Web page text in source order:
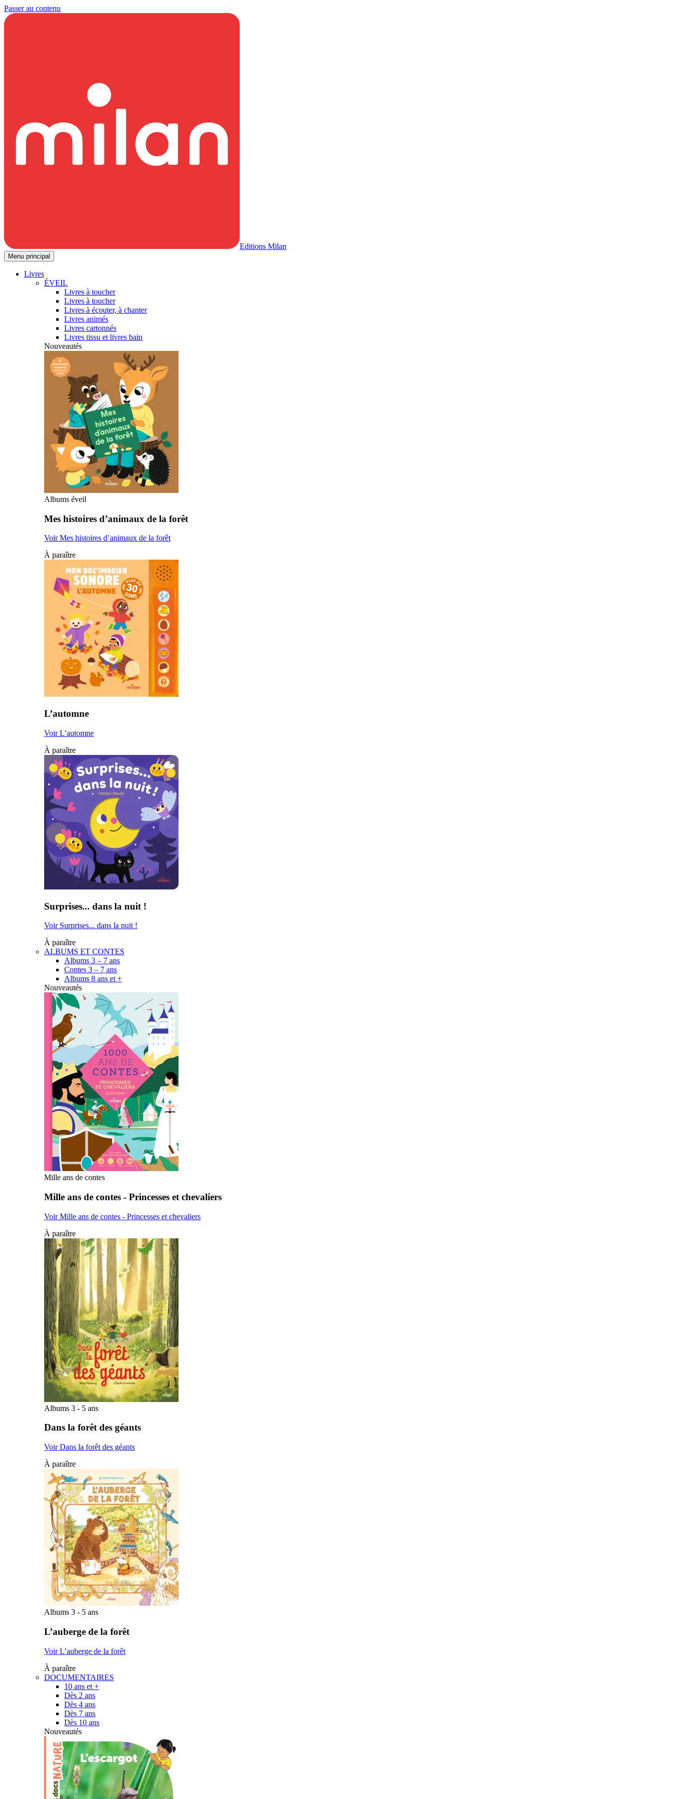
Passer au contenu
Editions Milan
Menu principal
Livres
ÉVEIL
Livres à toucher
Livres à toucher
Livres à écouter, à chanter
Livres animés
Livres cartonnés
Livres tissu et livres bain
Nouveautés
Albums éveil
Mes histoires d’animaux de la forêt
Voir Mes histoires d’animaux de la forêt
À paraître
L’automne
Voir L’automne
À paraître
Surprises... dans la nuit !
Voir Surprises... dans la nuit !
À paraître
ALBUMS ET CONTES
Albums 3 – 7 ans
Contes 3 – 7 ans
Albums 8 ans et +
Nouveautés
Mille ans de contes
Mille ans de contes - Princesses et chevaliers
Voir Mille ans de contes - Princesses et chevaliers
À paraître
Albums 3 - 5 ans
Dans la forêt des géants
Voir Dans la forêt des géants
À paraître
Albums 3 - 5 ans
L’auberge de la forêt
Voir L’auberge de la forêt
À paraître
DOCUMENTAIRES
10 ans et +
Dès 2 ans
Dès 4 ans
Dès 7 ans
Dès 10 ans
Nouveautés